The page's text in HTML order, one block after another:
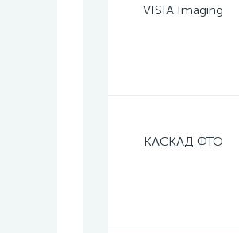
VISIA Imaging
КАСКАД ФТО